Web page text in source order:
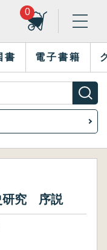
0
書 電子書籍
研究 序説